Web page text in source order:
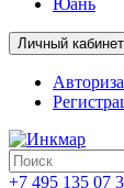
Юань
Личный кабинет
+7 495 135 07